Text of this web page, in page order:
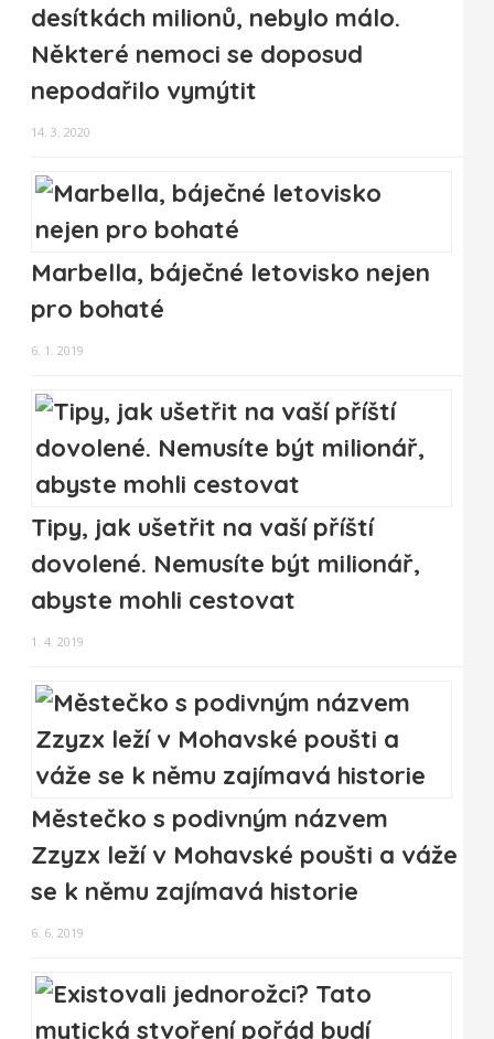
desítkách milionů, nebylo málo.
Některé nemoci se doposud
nepodařilo vymýtit
14. 3. 2020
Marbella, báječné letovisko nejen
pro bohaté
6. 1. 2019
Tipy, jak ušetřit na vaší příští
dovolené. Nemusíte být milionář,
abyste mohli cestovat
1. 4. 2019
Městečko s podivným názvem
Zzyzx leží v Mohavské poušti a váže
se k němu zajímavá historie
6. 6. 2019